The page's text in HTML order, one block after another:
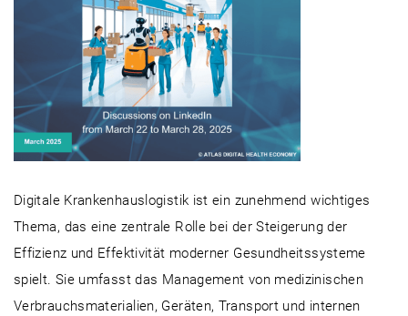
Digitale Krankenhauslogistik ist ein zunehmend wichtiges
Thema, das eine zentrale Rolle bei der Steigerung der
Effizienz und Effektivität moderner Gesundheitssysteme
spielt. Sie umfasst das Management von medizinischen
Verbrauchsmaterialien, Geräten, Transport und internen